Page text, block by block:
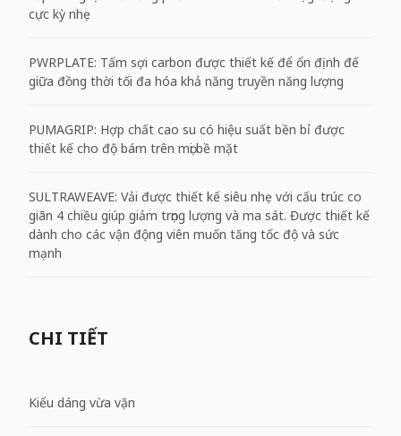
cực kỳ nhẹ
PWRPLATE:​ Tấm sợi carbon được thiết kế để ổn định đế
giữa đồng thời tối đa hóa khả năng truyền năng lượng
PUMAGRIP: Hợp chất cao su có hiệu suất bền bỉ được
thiết kế cho độ bám trên mọi bề mặt
SULTRAWEAVE: Vải được thiết kế siêu nhẹ với cấu trúc co
giãn 4 chiều giúp giảm trọng lượng và ma sát. Được thiết kế
dành cho các vận động viên muốn tăng tốc độ và sức
mạnh
CHI TIẾT
Kiểu dáng vừa vặn